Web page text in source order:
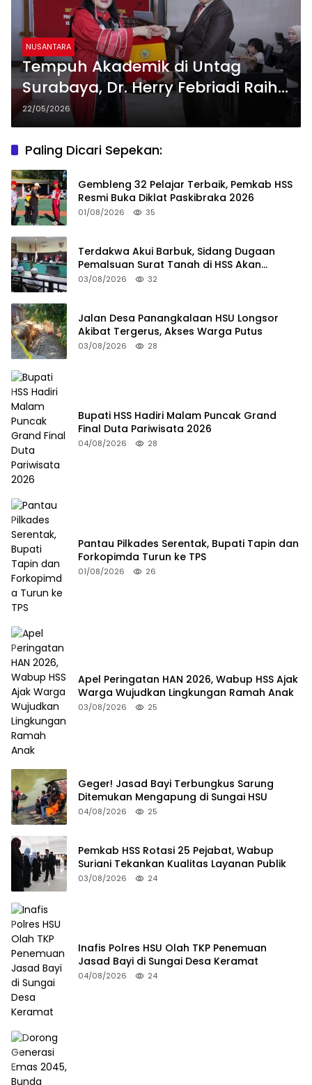
NUSANTARA
Tempuh Akademik di Untag
Surabaya, Dr. Herry Febriadi Raih
Gelar Doktor Ilmu Hukum
22/05/2026
Paling Dicari Sepekan:
Gembleng 32 Pelajar Terbaik, Pemkab HSS
Resmi Buka Diklat Paskibraka 2026
01/08/2026 35
Terdakwa Akui Barbuk, Sidang Dugaan
Pemalsuan Surat Tanah di HSS Akan
Berlanjut Tuntutan JPU
03/08/2026 32
Jalan Desa Panangkalaan HSU Longsor
Akibat Tergerus, Akses Warga Putus
03/08/2026 28
Bupati HSS Hadiri Malam Puncak Grand
Final Duta Pariwisata 2026
04/08/2026 28
Pantau Pilkades Serentak, Bupati Tapin dan
Forkopimda Turun ke TPS
01/08/2026 26
Apel Peringatan HAN 2026, Wabup HSS Ajak
Warga Wujudkan Lingkungan Ramah Anak
03/08/2026 25
Geger! Jasad Bayi Terbungkus Sarung
Ditemukan Mengapung di Sungai HSU
04/08/2026 25
Pemkab HSS Rotasi 25 Pejabat, Wabup
Suriani Tekankan Kualitas Layanan Publik
03/08/2026 24
Inafis Polres HSU Olah TKP Penemuan
Jasad Bayi di Sungai Desa Keramat
04/08/2026 24